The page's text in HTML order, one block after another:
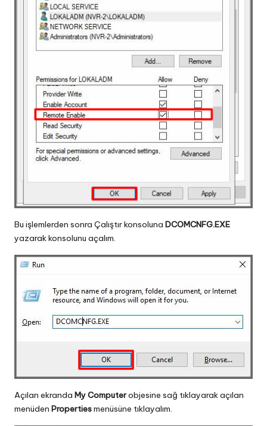
Bu işlemlerden sonra Çalıştır konsoluna DCOMCNFG.EXE
yazarak konsolunu açalım.
Açılan ekranda My Computerobjesine sağ tıklayarak açılan
menüden Propertiesmenüsüne tıklayalım.